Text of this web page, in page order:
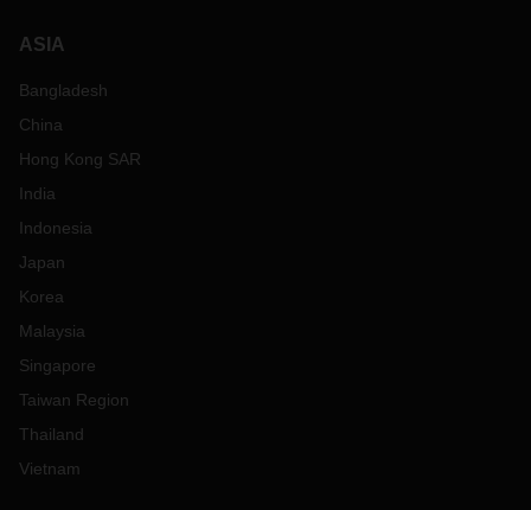
ASIA
Bangladesh
China
Hong Kong SAR
India
Indonesia
Japan
Korea
Malaysia
Singapore
Taiwan Region
Thailand
Vietnam